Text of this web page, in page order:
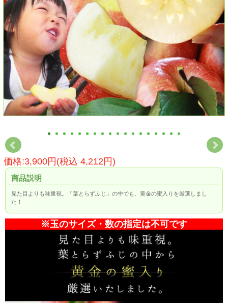
価格:3,900円(税込 4,212円)
商品説明
見た目よりも味重視。「葉とらずふじ」の中でも、黄金の蜜入りを厳選しまし
た！
※玉のサイズ・数の指定は不可です